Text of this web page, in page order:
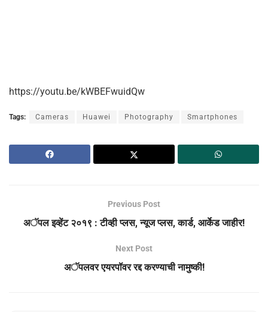
https://youtu.be/kWBEFwuidQw
Tags: Cameras Huawei Photography Smartphones
Previous Post
अॅपल इव्हेंट २०१९ : टीव्ही प्लस, न्यूज प्लस, कार्ड, आर्केड जाहीर!
Next Post
अॅपलवर एयरपॉवर रद्द करण्याची नामुष्की!